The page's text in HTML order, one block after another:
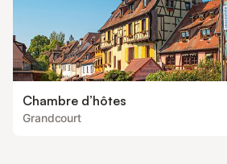
Chambre d’hôtes
Grandcourt